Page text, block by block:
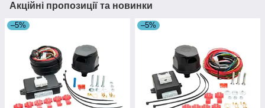
Акційні пропозиції та новинки
–5% –5%